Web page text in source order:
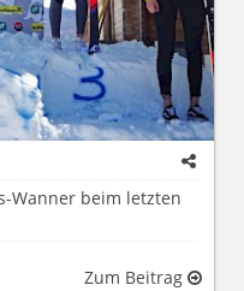
Wanner beim letzten
Zum Beitrag